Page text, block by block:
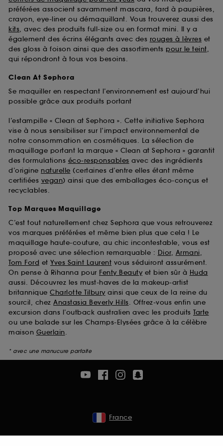
préférées associent savamment mascara, fard à paupières,
crayon, eye-liner ou démaquillant. Vous trouverez aussi des
kits, avec des produits full-size ou en format mini. Il y a
également des écrins élégants avec des rouges à lèvres et
des gloss à foison ainsi que des assortiments pour le teint,
qui répondront à tous vos besoins.
Clean At Sephora
Se maquiller en respectant l’environnement est aujourd’hui
possible grâce aux produits portant
l’estampille « Clean at Sephora ». Cette initiative Sephora
vise à nous sensibiliser sur l’impact environnemental de
notre consommation en cosmétiques. La sélection de
maquillage portant la marque « Clean at Sephora » garantit
des formulations éco-responsables avec des ingrédients
d’origine naturelle (certaines d’entre elles étant même
certifiées vegan) ainsi que des emballages éco-conçus et
recyclables.
Top Marques Maquillage
C’est tout naturellement chez Sephora que vous retrouverez
vos marques préférées et même bien plus que cela ! Le
maquillage haute-couture, au chic incontestable, vous est
proposé avec une sélection remarquable : Dior, Armani,
Tom Ford et Yves Saint Laurent vous séduiront assurément.
On pense à Rihanna pour Fenty Beauty et bien sûr à Huda
aussi. Découvrez les must-haves de la makeup-artist
britannique Charlotte Tilbury ainsi que ceux de la reine du
sourcil, chez Anastasia Beverly Hills. Offrez-vous enfin une
excursion dans l’outback australien avec les produits Tarte
ou une balade sur les Champs-Elysées grâce à la célèbre
maison Guerlain.
* avec une manucure parfaite
France